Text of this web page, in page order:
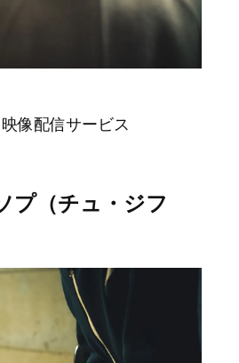
像配信サービス
プ（チュ・ジフ